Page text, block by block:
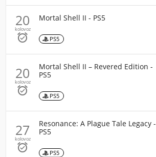
20
kolovoz

Mortal Shell II - PS5
PS5
20
kolovoz

Mortal Shell II – Revered Edition -
PS5
PS5
27
kolovoz

Resonance: A Plague Tale Legacy -
PS5
PS5